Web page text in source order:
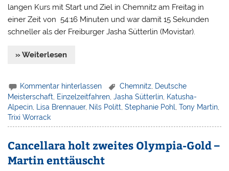
langen Kurs mit Start und Ziel in Chemnitz am Freitag in
einer Zeit von 54:16 Minuten und war damit 15 Sekunden
schneller als der Freiburger Jasha Sütterlin (Movistar).
» Weiterlesen
Kommentar hinterlassen Chemnitz Deutsche
Meisterschaft, Einzelzeitfahren,Jasha Sütterlin, Katusha-
Alpecin, Lisa Brennauer, Nils Politt,Stephanie Pohl,Tony Martin,
Trixi Worrack
Cancellara holt zweites Olympia-Gold –
Martin enttäuscht